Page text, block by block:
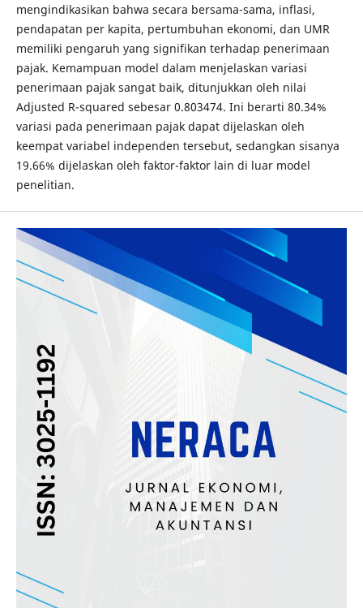
mengindikasikan bahwa secara bersama-sama, inflasi,
pendapatan per kapita, pertumbuhan ekonomi, dan UMR
memiliki pengaruh yang signifikan terhadap penerimaan
pajak. Kemampuan model dalam menjelaskan variasi
penerimaan pajak sangat baik, ditunjukkan oleh nilai
Adjusted R-squared sebesar 0.803474. Ini berarti 80.34%
variasi pada penerimaan pajak dapat dijelaskan oleh
keempat variabel independen tersebut, sedangkan sisanya
19.66% dijelaskan oleh faktor-faktor lain di luar model
penelitian.